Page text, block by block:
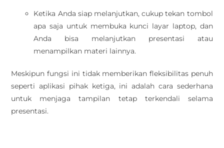
Ketika Anda siap melanjutkan, cukup tekan tombol
apa saja untuk membuka kunci layar laptop, dan
Anda bisa melanjutkan presentasi atau
menampilkan materi lainnya.
Meskipun fungsi ini tidak memberikan fleksibilitas penuh
seperti aplikasi pihak ketiga, ini adalah cara sederhana
untuk menjaga tampilan tetap terkendali selama
presentasi.